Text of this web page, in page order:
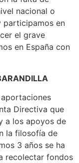
nacional o
participamos en
el grave
en España con
Directiva que
a los apoyos de
la filosofía de
3 años se ha
recolectar fondos